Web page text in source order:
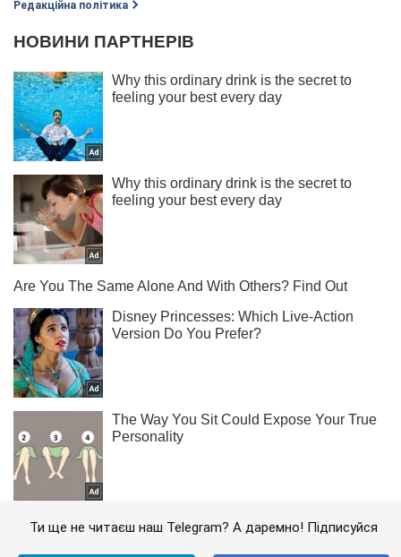
Редакційна політика
Ти ще не читаєш наш Telegram? А даремно! Підписуйся